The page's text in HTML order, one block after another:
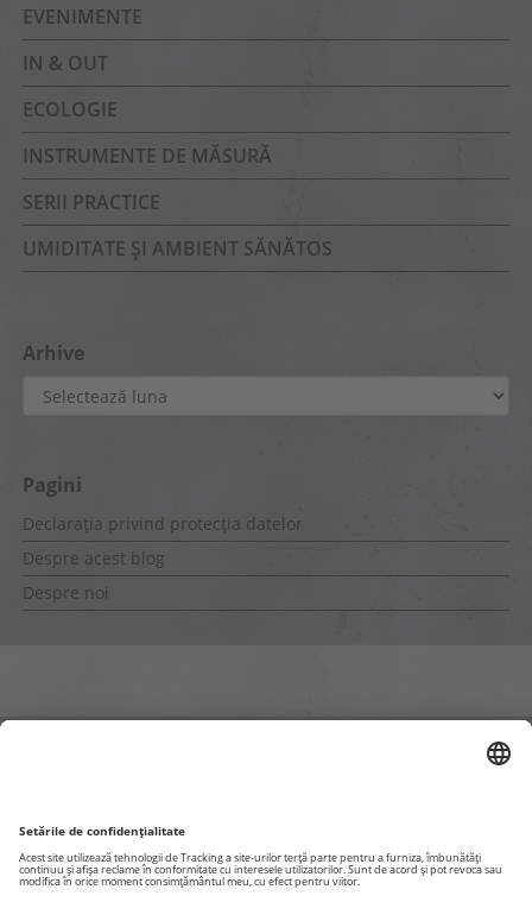
EVENIMENTE
IN & OUT
ECOLOGIE
INSTRUMENTE DE MĂSURĂ
SERII PRACTICE
UMIDITATE ȘI AMBIENT SĂNĂTOS
Arhive
Arhive
Pagini
Declarația privind protecția datelor
Despre acest blog
Despre noi
Pagini interne